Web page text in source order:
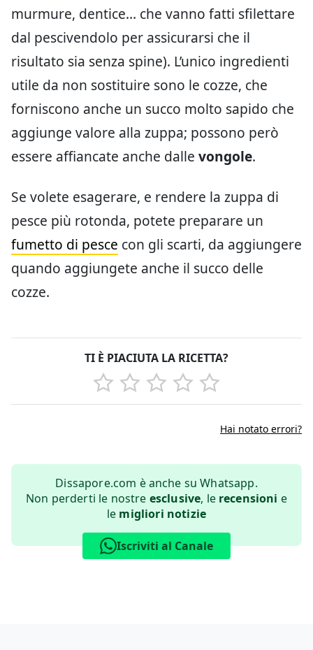
murmure, dentice… che vanno fatti sfilettare
dal pescivendolo per assicurarsi che il
risultato sia senza spine). L’unico ingredienti
utile da non sostituire sono le cozze, che
forniscono anche un succo molto sapido che
aggiunge valore alla zuppa; possono però
essere affiancate anche dalle vongole.
Se volete esagerare, e rendere la zuppa di
pesce più rotonda, potete preparare un
fumetto di pesce con gli scarti, da aggiungere
quando aggiungete anche il succo delle
cozze.
TI È PIACIUTA LA RICETTA?
Hai notato errori?
Dissapore.com è anche su Whatsapp.
Non perderti le nostre esclusive, le recensioni e
le migliori notizie
Iscriviti al Canale